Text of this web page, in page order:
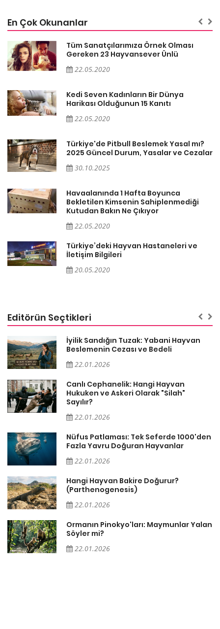
En Çok Okunanlar
Tüm Sanatçılarımıza Örnek Olması
Gereken 23 Hayvansever Ünlü
22.05.2020
Kedi Seven Kadınların Bir Dünya
Harikası Olduğunun 15 Kanıtı
22.05.2020
Türkiye'de Pitbull Beslemek Yasal mı?
2025 Güncel Durum, Yasalar ve Cezalar
30.10.2025
Havaalanında 1 Hafta Boyunca
Bekletilen Kimsenin Sahiplenmediği
Kutudan Bakın Ne Çıkıyor
22.05.2020
Türkiye’deki Hayvan Hastaneleri ve
İletişim Bilgileri
20.05.2020
Editörün Seçtikleri
İyilik Sandığın Tuzak: Yabani Hayvan
Beslemenin Cezası ve Bedeli
22.01.2026
Canlı Cephanelik: Hangi Hayvan
Hukuken ve Askeri Olarak "Silah"
Sayılır?
22.01.2026
Nüfus Patlaması: Tek Seferde 1000'den
Fazla Yavru Doğuran Hayvanlar
22.01.2026
Hangi Hayvan Bakire Doğurur?
(Parthenogenesis)
22.01.2026
Ormanın Pinokyo'ları: Maymunlar Yalan
Söyler mi?
22.01.2026